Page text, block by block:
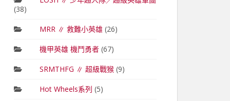
(38)
MRR ∥ 救難小英雄(26)
機甲英雄 機鬥勇者(67)
SRMTHFG ∥ 超級戰猴(9)
Hot Wheels系列 (5)